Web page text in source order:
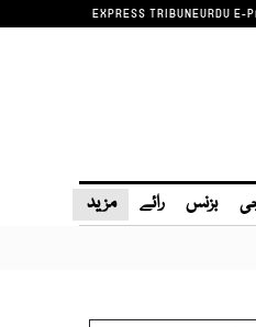
EXPRESS TRIBUNEURDU E-
بزنس رائے مزید